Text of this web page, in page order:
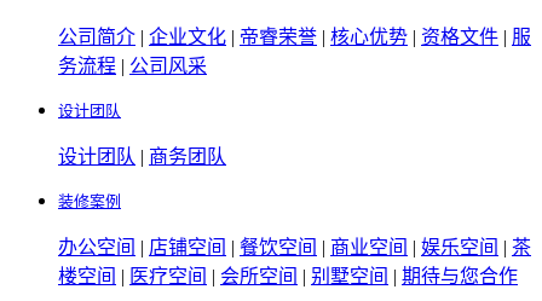
公司简介 | 企业文化 | 帝睿荣誉 | 核心优势 | 资格文件 | 服
务流程 | 公司风采
设计团队
设计团队 | 商务团队
装修案例
办公空间 | 店铺空间 | 餐饮空间 | 商业空间 | 娱乐空间 | 茶
楼空间 | 医疗空间 | 会所空间 | 别墅空间 | 期待与您合作